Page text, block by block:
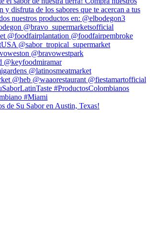
de Su Sabor en Austin, Texas!